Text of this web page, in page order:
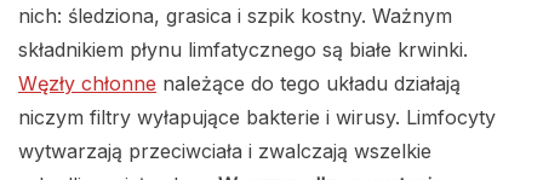
nich: śledziona, grasica i szpik kostny. Ważnym
składnikiem płynu limfatycznego są białe krwinki.
Węzły chłonne należące do tego układu działają
niczym filtry wyłapujące bakterie i wirusy. Limfocyty
wytwarzają przeciwciała i zwalczają wszelkie